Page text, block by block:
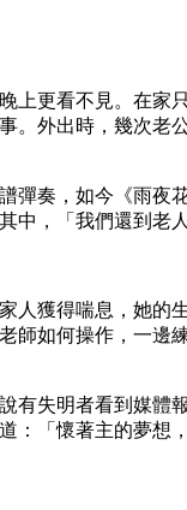
更看不見。在
外出時，幾次
彈奏，如今《雨
，「我們還到老
獲得喘息，她
如何操作，一
失明者看到媒
「懷著主的夢